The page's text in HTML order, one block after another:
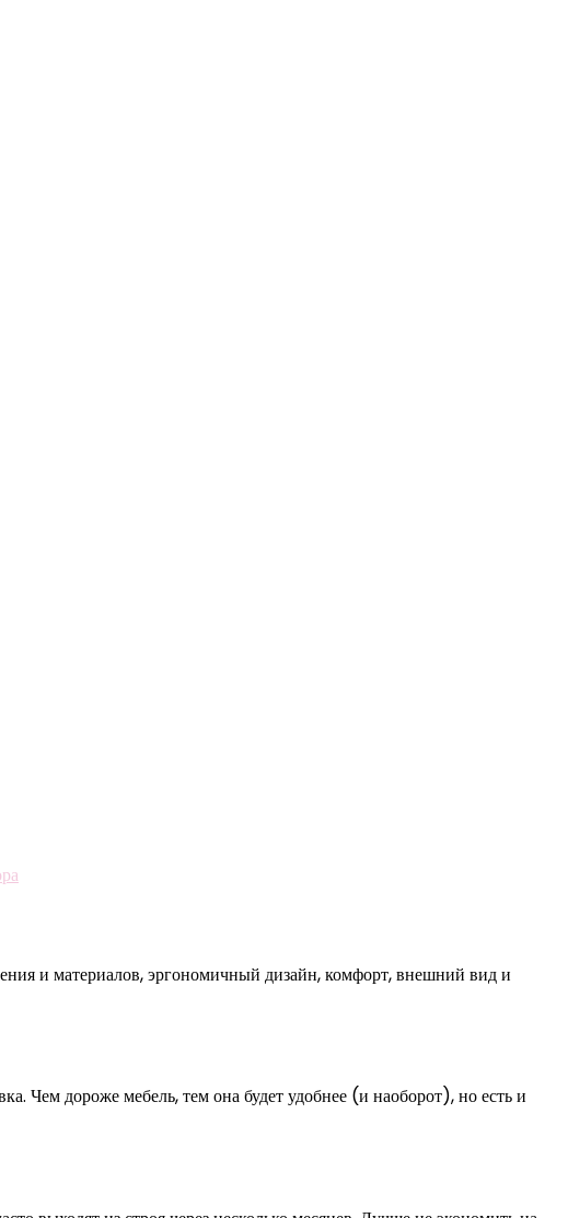
и материалов, эргономичный дизайн, комфорт, внешний вид и
Чем дороже мебель, тем она будет удобнее (и наоборот), но есть и